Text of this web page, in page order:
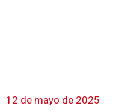
12 de mayo de 2025